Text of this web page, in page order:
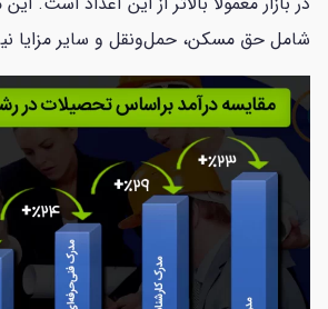
شامل حق مسکن، حمل‌ونقل و سایر مزایا